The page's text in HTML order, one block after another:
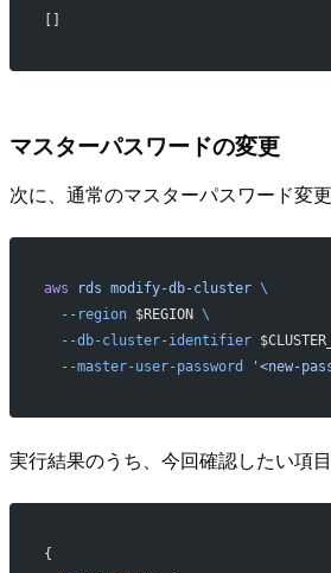
マスターパスワードの変更
次に、通常のマスターパスワード変更
aws rds modify-db-cluster \
  --region
$REGION \
  --db-cluster-identifier
  --master-user-password
'<new-
実行結果のうち、今回確認したい項
{